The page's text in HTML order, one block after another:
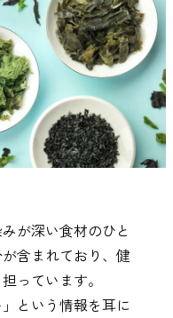
す干し
りめんじ
ゃこ）
あなご
まぐろ
が深い食材のひと
含まれており、健
っています。
という情報を耳に